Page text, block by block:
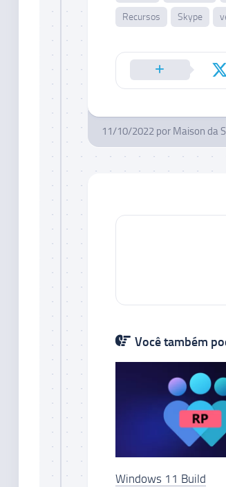
Recursos Skype
11/10/2022 por Maison da
Você também
Windows 11 Build